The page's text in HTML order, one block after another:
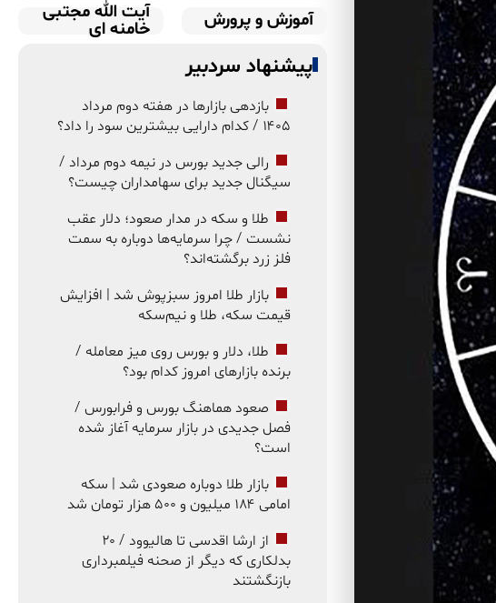
آموزش و پرورش
آیت الله مجتبی
خامنه ای
پیشنهاد سردبیر
بازدهی بازارها در هفته دوم مرداد
۱۴۰۵ / کدام دارایی بیشترین سود را داد؟
رالی جدید بورس در نیمه دوم مرداد /
سیگنال جدید برای سهامداران چیست؟
طلا و سکه در مدار صعود؛ دلار عقب
نشست / چرا سرمایه‌ها دوباره به سمت
فلز زرد برگشته‌اند؟
بازار طلا امروز سبزپوش شد | افزایش
قیمت سکه، طلا و نیم‌سکه
طلا، دلار و بورس روی میز معامله /
برنده بازارهای امروز کدام بود؟
صعود هماهنگ بورس و فرابورس /
فصل جدیدی در بازار سرمایه آغاز شده
است؟
بازار طلا دوباره صعودی شد | سکه
امامی ۱۸۴ میلیون و ۵۰۰ هزار تومان شد
از ارشا اقدسی تا هالیوود / ۲۰
بدلکاری که دیگر از صحنه فیلمبرداری
بازنگشتند